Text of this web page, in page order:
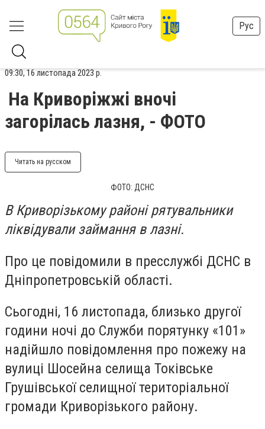
Рус
09:30, 16 листопада 2023 р.
На Криворіжжі вночі
загорілась лазня, - ФОТО
Читать на русском
ФОТО: ДСНС
В Криворізькому районі рятувальники
ліквідували займання в лазні.
Про це повідомили в пресслужбі ДСНС в
Дніпропетровській області.
Сьогодні, 16 листопада, близько другої
години ночі до Служби порятунку «101»
надійшло повідомлення про пожежу на
вулиці Шосейна селища Токівське
Грушівської селищної територіальної
громади Криворізького району.